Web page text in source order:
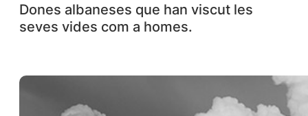
Dones albaneses que han viscut les
seves vides com a homes.